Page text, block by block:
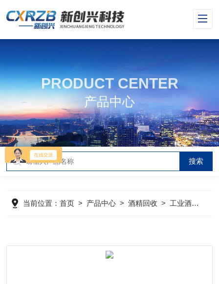
PRODUCT CENTER
产品中心
当前位置：首页 > 产品中心 >酒精回收 > 工业酒精回收